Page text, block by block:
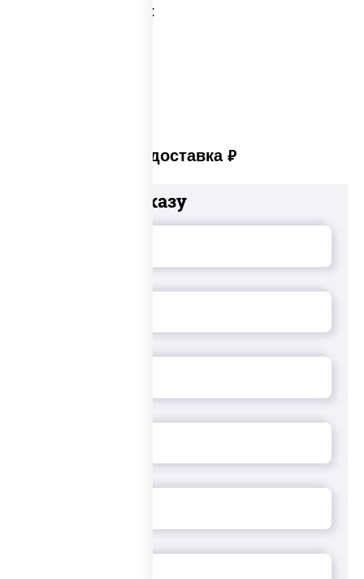
Категории товара:
Платная доставка руб
Добавьте к заказу